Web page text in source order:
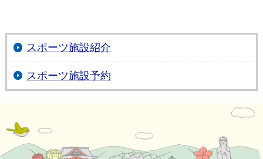
スポーツ施設紹介
スポーツ施設予約